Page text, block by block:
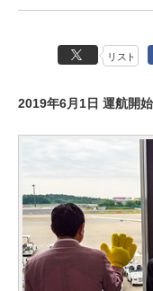
リスト
2019年6月1日 運航開始